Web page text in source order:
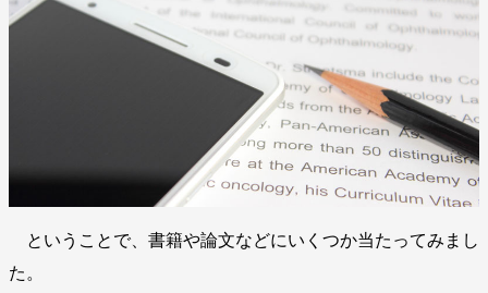
ということで、書籍や論文などにいくつか当たってみまし
た。